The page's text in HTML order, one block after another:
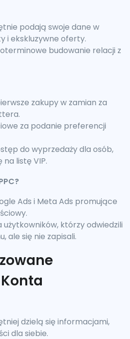
podają swoje dane w
i ekskluzywne oferty.
budowanie relacji z
zakupy w zamian za
za podanie preferencji
do wyprzedaży dla osób,
listę VIP.
Ads i Meta Ads promujące
którzy odwiedzili
ale się nie zapisali.
dzielą się informacjami,
dla siebie.